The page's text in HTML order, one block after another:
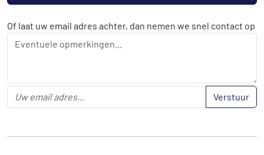
Of laat uw email adres achter, dan nemen we snel contact op
Verstuur